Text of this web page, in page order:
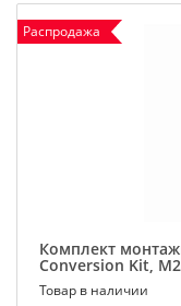
Распродажа
Комплект
Conversion Kit,
Товар в наличии